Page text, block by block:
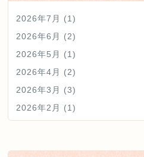
2026年7月
(1)
2026年6月
(2)
2026年5月
(1)
2026年4月
(2)
2026年3月
(3)
2026年2月
(1)